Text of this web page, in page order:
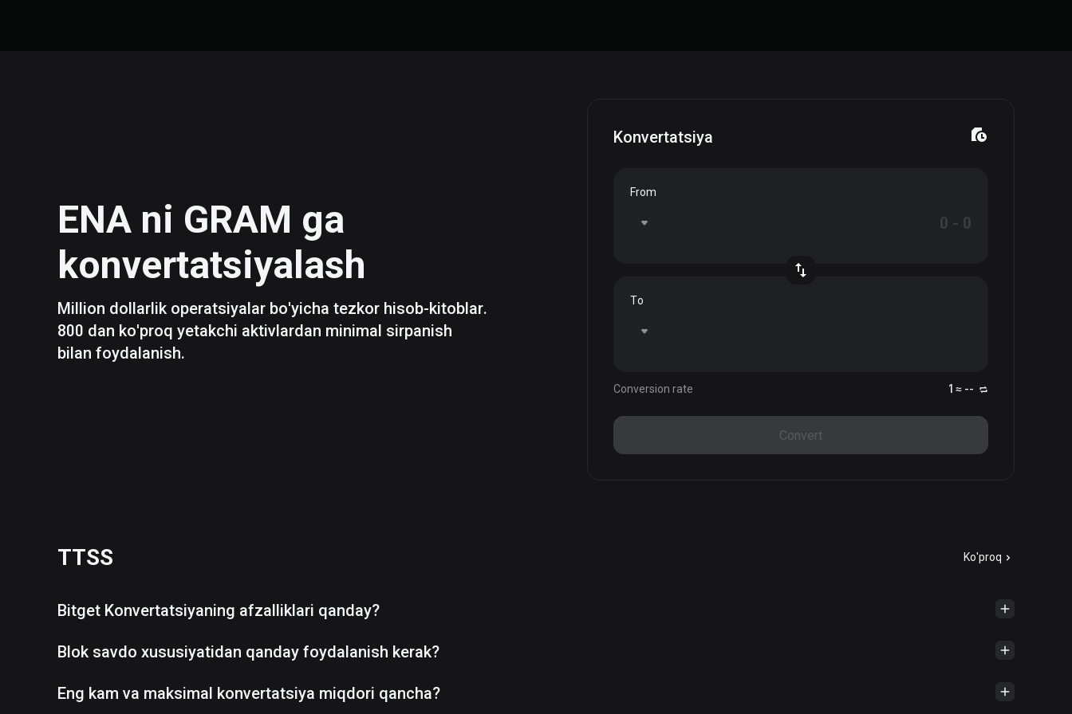
ENA ni GRAM ga
konvertatsiyalash
Million dollarlik operatsiyalar bo'yicha tezkor hisob-kitoblar.
800 dan ko'proq yetakchi aktivlardan minimal sirpanish
bilan foydalanish.
Konvertatsiya
From
To
Conversion rate 1 ≈ --
Convert
TTSS Ko'proq
Bitget Konvertatsiyaning afzalliklari qanday?
Blok savdo xususiyatidan qanday foydalanish kerak?
Eng kam va maksimal konvertatsiya miqdori qancha?